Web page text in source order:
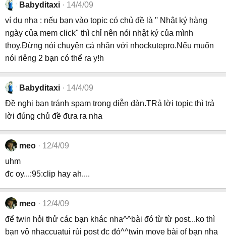
Babyditaxi
14/4/09
ví dụ nha : nếu bạn vào topic có chủ đề là '' Nhật ký hàng
ngày của mem click" thì chỉ nên nói nhật ký của mình
thoy.Đừng nói chuyện cá nhân với nhockutepro.Nếu muốn
nói riêng 2 bạn có thể ra y!h
Babyditaxi
14/4/09
Đề nghị bạn tránh spam trong diễn đàn.TRả lời topic thì trả
lời đúng chủ đề đưa ra nha
meo
12/4/09
uhm
đc oy...:95:clip hay ah....
meo
12/4/09
để twin hỏi thử các bạn khác nha^^bài đó từ từ post...ko thì
bạn vô nhaccuatui rùi post đc đó^^twin move bài of bạn nha